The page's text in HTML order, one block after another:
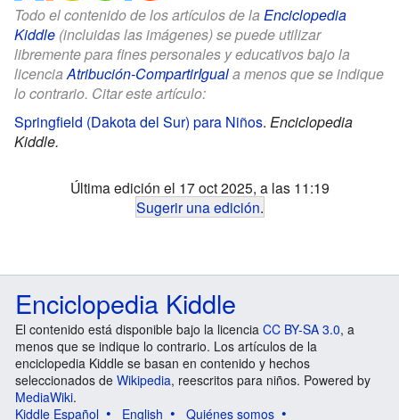
Todo el contenido de los artículos de la Enciclopedia
Kiddle (incluidas las imágenes) se puede utilizar
libremente para fines personales y educativos bajo la
licenciaAtribución-CompartirIguala menos que se indique
lo contrario. Citar este artículo:
Springfield (Dakota del Sur) para Niños. Enciclopedia
Kiddle.
Última edición el 17 oct 2025, a las 11:19
Sugerir una edición.
Enciclopedia Kiddle
El contenido está disponible bajo la licencia CC BY-SA 3.0, a
menos que se indique lo contrario. Los artículos de la
enciclopedia Kiddle se basan en contenido y hechos
seleccionados de Wikipedia, reescritos para niños. Powered by
MediaWiki.
Kiddle Español
English Quiénes somos